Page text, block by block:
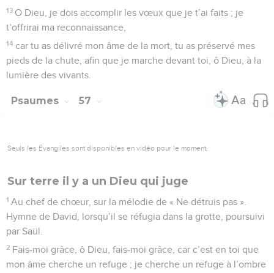
13 O Dieu, je dois accomplir les vœux que je t’ai faits ; je
t’offrirai ma reconnaissance,
14 car tu as délivré mon âme de la mort, tu as préservé mes
pieds de la chute, afin que je marche devant toi, ô Dieu, à la
lumière des vivants.
Psaumes 57
Seuls les Évangiles sont disponibles en vidéo pour le moment.
Sur terre il y a un Dieu qui juge
1 Au chef de chœur, sur la mélodie de « Ne détruis pas ».
Hymne de David, lorsqu’il se réfugia dans la grotte, poursuivi
par Saül.
2 Fais-moi grâce, ô Dieu, fais-moi grâce, car c’est en toi que
mon âme cherche un refuge ; je cherche un refuge à l’ombre